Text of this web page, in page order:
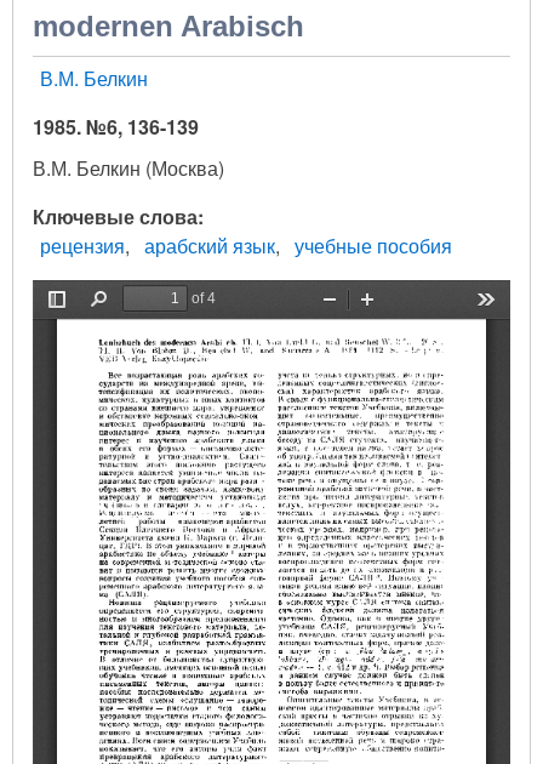
modernen Arabisch
В.М. Белкин
1985. №6, 136-139
В.М. Белкин (Москва)
Ключевые слова
рецензия
арабский язык учебные пособия